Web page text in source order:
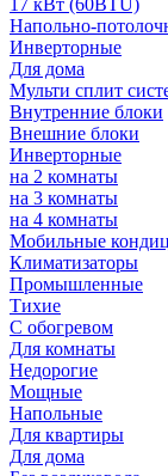
17 кВт (60BTU)
Напольно-
Инверторные
Для дома
Мульти сплит
Внутренние блоки
Внешние блоки
Инверторные
на 2 комнаты
на 3 комнаты
на 4 комнаты
Мобильные
Климатизаторы
Промышленные
Тихие
С обогревом
Для комнаты
Недорогие
Мощные
Напольные
Для квартиры
Для дома